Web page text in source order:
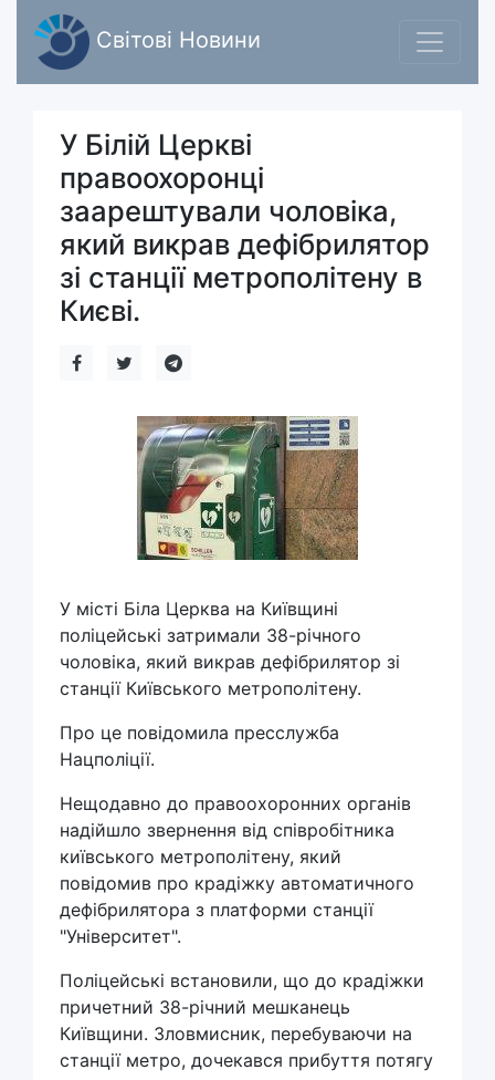
Світові Новини
У Білій Церкві
правоохоронці
заарештували чоловіка,
який викрав дефібрилятор
зі станції метрополітену в
Києві.
У місті Біла Церква на Київщині
поліцейські затримали 38-річного
чоловіка, який викрав дефібрилятор зі
станції Київського метрополітену.
Про це повідомила пресслужба
Нацполіції.
Нещодавно до правоохоронних органів
надійшло звернення від співробітника
київського метрополітену, який
повідомив про крадіжку автоматичного
дефібрилятора з платформи станції
"Університет".
Поліцейські встановили, що до крадіжки
причетний 38-річний мешканець
Київщини. Зловмисник, перебуваючи на
станції метро, дочекався прибуття потягу